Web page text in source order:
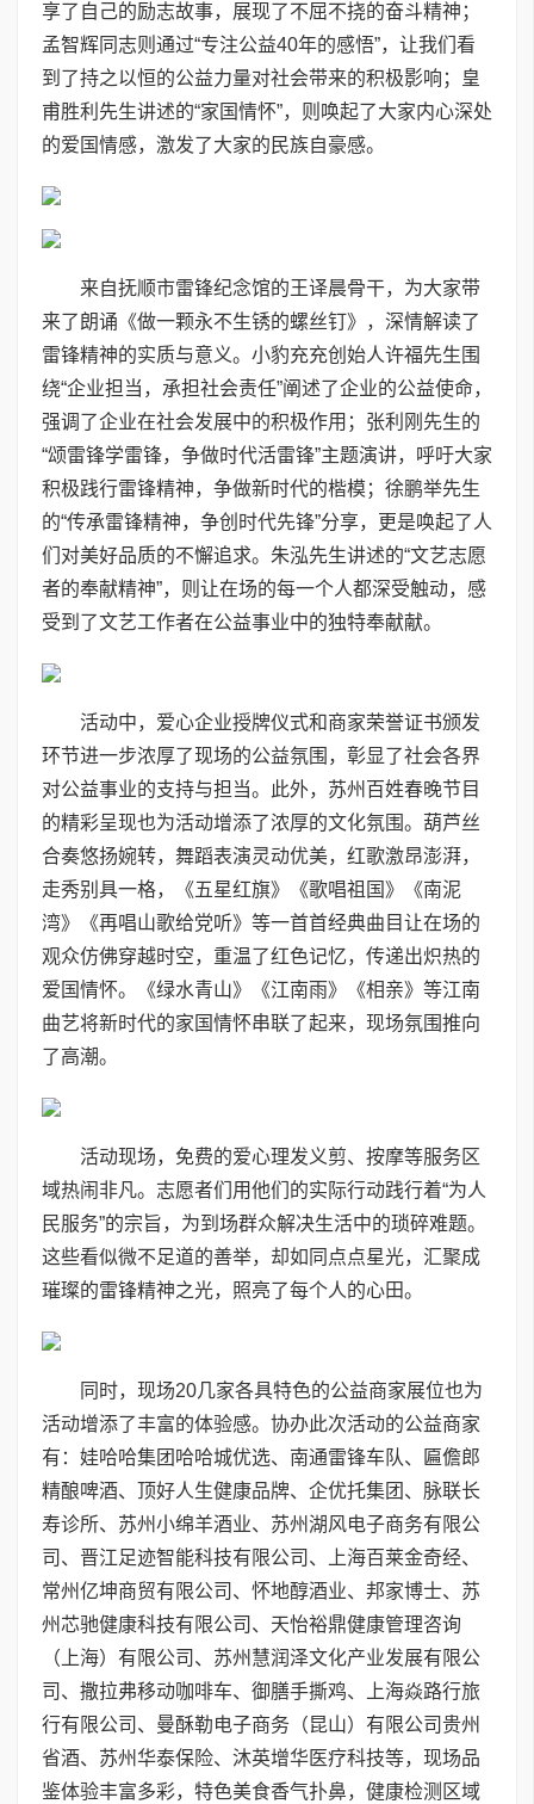
享了自己的励志故事，展现了不屈不挠的奋斗精神；
孟智辉同志则通过“专注公益40年的感悟”，让我们看
到了持之以恒的公益力量对社会带来的积极影响；皇
甫胜利先生讲述的“家国情怀”，则唤起了大家内心深处
的爱国情感，激发了大家的民族自豪感。
来自抚顺市雷锋纪念馆的王译晨骨干，为大家带
来了朗诵《做一颗永不生锈的螺丝钉》，深情解读了
雷锋精神的实质与意义。小豹充充创始人许福先生围
绕“企业担当，承担社会责任”阐述了企业的公益使命，
强调了企业在社会发展中的积极作用；张利刚先生的
“颂雷锋学雷锋，争做时代活雷锋”主题演讲，呼吁大家
积极践行雷锋精神，争做新时代的楷模；徐鹏举先生
的“传承雷锋精神，争创时代先锋”分享，更是唤起了人
们对美好品质的不懈追求。朱泓先生讲述的“文艺志愿
者的奉献精神”，则让在场的每一个人都深受触动，感
受到了文艺工作者在公益事业中的独特奉献献。
活动中，爱心企业授牌仪式和商家荣誉证书颁发
环节进一步浓厚了现场的公益氛围，彰显了社会各界
对公益事业的支持与担当。此外，苏州百姓春晚节目
的精彩呈现也为活动增添了浓厚的文化氛围。葫芦丝
合奏悠扬婉转，舞蹈表演灵动优美，红歌激昂澎湃，
走秀别具一格，《五星红旗》《歌唱祖国》《南泥
湾》《再唱山歌给党听》等一首首经典曲目让在场的
观众仿佛穿越时空，重温了红色记忆，传递出炽热的
爱国情怀。《绿水青山》《江南雨》《相亲》等江南
曲艺将新时代的家国情怀串联了起来，现场氛围推向
了高潮。
活动现场，免费的爱心理发义剪、按摩等服务区
域热闹非凡。志愿者们用他们的实际行动践行着“为人
民服务”的宗旨，为到场群众解决生活中的琐碎难题。
这些看似微不足道的善举，却如同点点星光，汇聚成
璀璨的雷锋精神之光，照亮了每个人的心田。
同时，现场20几家各具特色的公益商家展位也为
活动增添了丰富的体验感。协办此次活动的公益商家
有：娃哈哈集团哈哈城优选、南通雷锋车队、匾儋郎
精酿啤酒、顶好人生健康品牌、企优托集团、脉联长
寿诊所、苏州小绵羊酒业、苏州湖风电子商务有限公
司、晋江足迹智能科技有限公司、上海百莱金奇经、
常州亿坤商贸有限公司、怀地醇酒业、邦家博士、苏
州芯驰健康科技有限公司、天怡裕鼎健康管理咨询
（上海）有限公司、苏州慧润泽文化产业发展有限公
司、撒拉弗移动咖啡车、御膳手撕鸡、上海焱路行旅
行有限公司、曼酥勒电子商务（昆山）有限公司贵州
省酒、苏州华泰保险、沐英增华医疗科技等，现场品
鉴体验丰富多彩，特色美食香气扑鼻，健康检测区域